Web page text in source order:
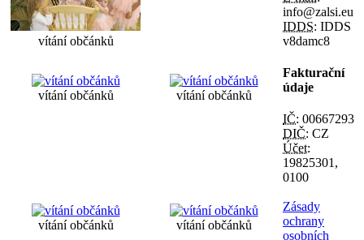
vítání občánků
vítání občánků vítání občánků
vítání občánků vítání občánků
info@zalsi.eu
IDDS: IDDS
v8damc8
Fakturační
údaje
IČ: 00667293
DIČ: CZ
Účet:
19825301,
0100
Zásady
ochrany
osobních